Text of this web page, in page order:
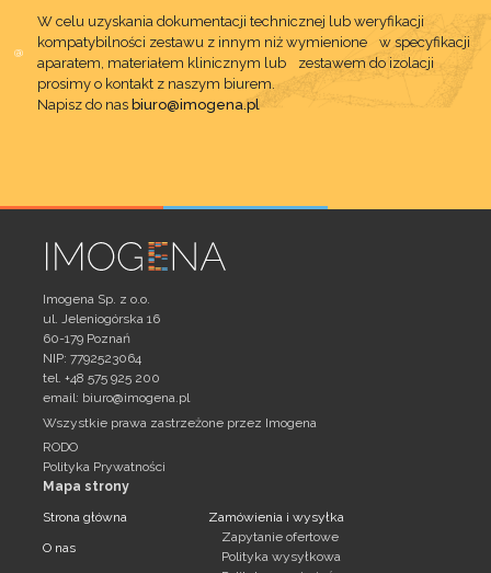
W celu uzyskania dokumentacji technicznej lub weryfikacji
kompatybilności zestawu z innym niż wymienione w specyfikacji
aparatem, materiałem klinicznym lub zestawem do izolacji
prosimy o kontakt z naszym biurem.
Napisz do nas biuro@imogena.pl
Imogena Sp. z o.o.
ul. Jeleniogórska 16
60-179 Poznań
NIP: 7792523064
tel. +48 575 925 200
email: biuro@imogena.pl
Wszystkie prawa zastrzeżone przez Imogena
RODO
Polityka Prywatności
Mapa strony
Strona główna
O nas
Zamówienia i wysyłka
Zapytanie ofertowe
Polityka wysyłkowa